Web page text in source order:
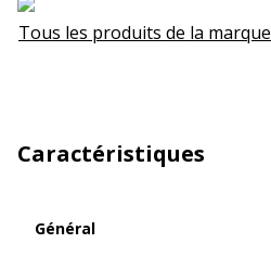
Tous les produits de la marque
Caractéristiques
Général